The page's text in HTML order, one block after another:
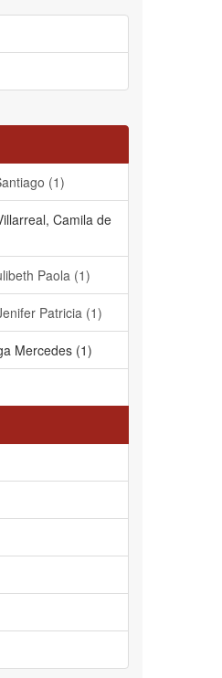
(1)
Camila de
Paola (1)
Patricia (1)
Mercedes (1)